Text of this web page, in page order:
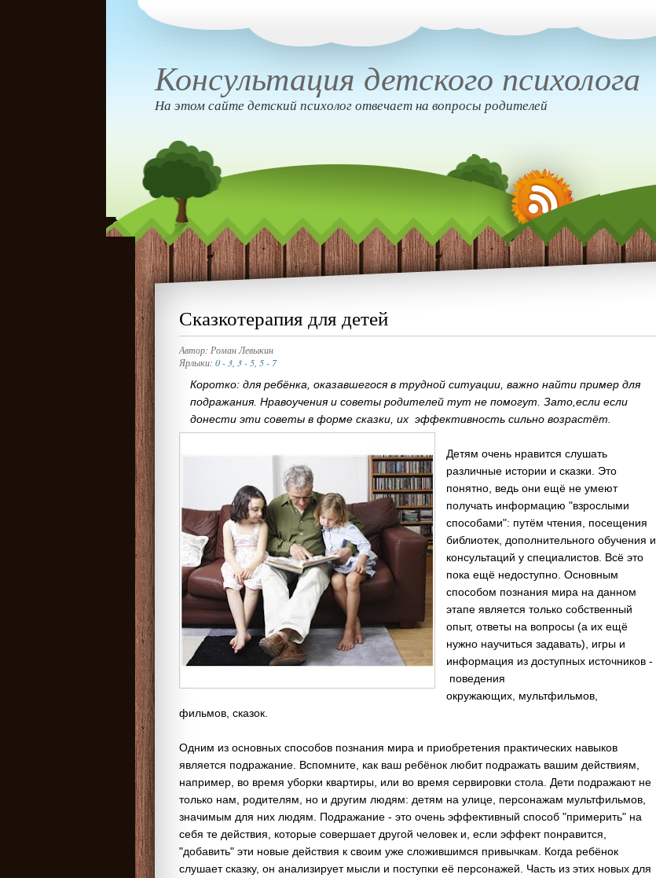
Консультация детского психолога
На этом сайте детский психолог отвечает на вопросы родителей
Сказкотерапия для детей
Автор: Роман Левыкин
Ярлыки: 0 - 3 3 - 5 5 - 7
Коротко: для ребёнка, оказавшегося в трудной ситуации, важно найти пример для
подражания. Нравоучения и советы родителей тут не помогут. Зато, если если
донести эти советы в форме сказки, их эффективность сильно возрастёт.
Детям очень нравится слушать
различные истории и сказки. Это
понятно, ведь они ещё не умеют
получать информацию "взрослыми
способами": путём чтения, посещения
библиотек, дополнительного обучения и
консультаций у специалистов. Всё это
пока ещё недоступно. Основным
способом познания мира на данном
этапе является только собственный
опыт, ответы на вопросы (а их ещё
нужно научиться задавать), игры и
информация из доступных источников -
поведения
окружающих, мультфильмов,
фильмов, сказок.
Одним из основных способов познания мира и приобретения практических навыков
является подражание. Вспомните, как ваш ребёнок любит подражать вашим действиям,
например, во время уборки квартиры, или во время сервировки стола. Дети подражают не
только нам, родителям, но и другим людям: детям на улице, персонажам мультфильмов,
значимым для них людям. Подражание - это очень эффективный способ "примерить" на
себя те действия, которые совершает другой человек и, если эффект понравится,
"добавить" эти новые действия к своим уже сложившимся привычкам. Когда ребёнок
слушает сказку, он анализирует мысли и поступки её персонажей. Часть из этих новых для